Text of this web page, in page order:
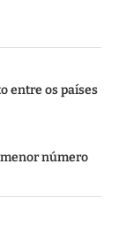
entre os países
menor número